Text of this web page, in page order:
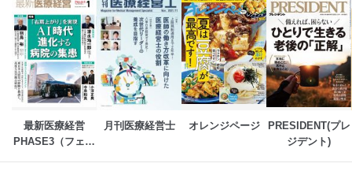
最新医療経営
PHASE3（フェイ
月刊医療経営士 オレンジページ
PRESIDENT(プレ
ジデント)